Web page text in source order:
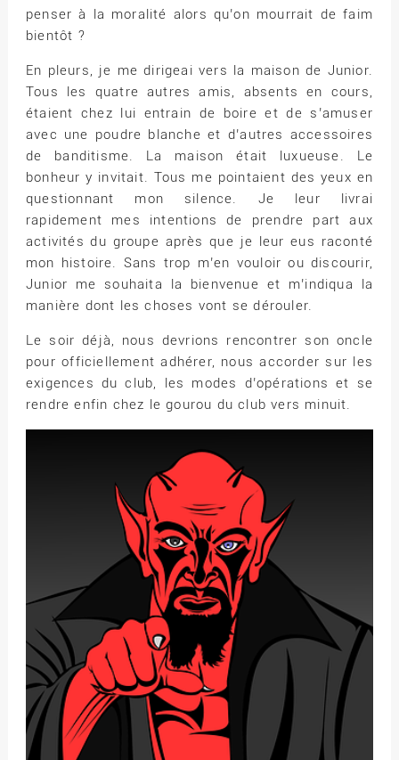
penser à la moralité alors qu’on mourrait de faim
bientôt ?
En pleurs, je me dirigeai vers la maison de Junior.
Tous les quatre autres amis, absents en cours,
étaient chez lui entrain de boire et de s’amuser
avec une poudre blanche et d’autres accessoires
de banditisme. La maison était luxueuse. Le
bonheur y invitait. Tous me pointaient des yeux en
questionnant mon silence. Je leur livrai
rapidement mes intentions de prendre part aux
activités du groupe après que je leur eus raconté
mon histoire. Sans trop m’en vouloir ou discourir,
Junior me souhaita la bienvenue et m’indiqua la
manière dont les choses vont se dérouler.
Le soir déjà, nous devrions rencontrer son oncle
pour officiellement adhérer, nous accorder sur les
exigences du club, les modes d’opérations et se
rendre enfin chez le gourou du club vers minuit.